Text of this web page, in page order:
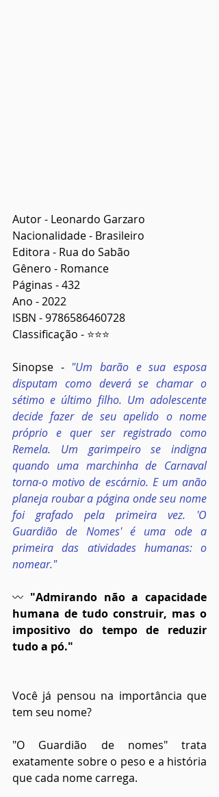
Autor - Leonardo Garzaro
Nacionalidade - Brasileiro
Editora - Rua do Sabão
Gênero - Romance
Páginas - 432
Ano - 2022
ISBN - 9786586460728
Classificação - ⭐⭐⭐
Sinopse - "Um barão e sua esposa
disputam como deverá se chamar o
sétimo e último filho. Um adolescente
decide fazer de seu apelido o nome
próprio e quer ser registrado como
Remela. Um garimpeiro se indigna
quando uma marchinha de Carnaval
torna-o motivo de escárnio. E um anão
planeja roubar a página onde seu nome
foi grafado pela primeira vez. 'O
Guardião de Nomes' é uma ode a
primeira das atividades humanas: o
nomear."
〰 "Admirando não a capacidade
humana de tudo construir, mas o
impositivo do tempo de reduzir
tudo a pó."
Você já pensou na importância que
tem seu nome?
"O Guardião de nomes" trata
exatamente sobre o peso e a história
que cada nome carrega.